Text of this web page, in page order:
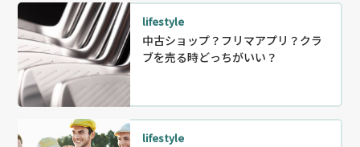
lifestyle
中古ショップ？フリマアプリ？クラ
ブを売る時どっちがいい？
lifestyle